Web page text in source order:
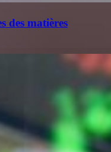
des matières